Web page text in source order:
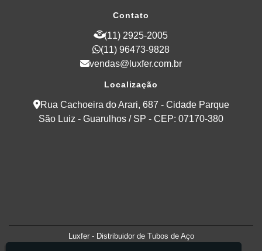
Contato
(11) 2925-2005
(11) 96473-9828
vendas@luxfer.com.br
Localização
Rua Cachoeira do Arari, 687 - Cidade Parque
São Luiz - Guarulhos / SP - CEP: 07170-380
Luxfer - Distribuidor de Tubos de Aço